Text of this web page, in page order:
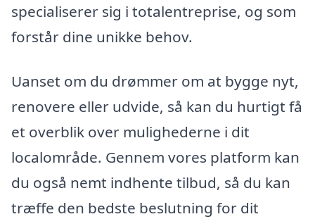
specialiserer sig i totalentreprise, og som
forstår dine unikke behov.
Uanset om du drømmer om at bygge nyt,
renovere eller udvide, så kan du hurtigt få
et overblik over mulighederne i dit
localområde. Gennem vores platform kan
du også nemt indhente tilbud, så du kan
træffe den bedste beslutning for dit